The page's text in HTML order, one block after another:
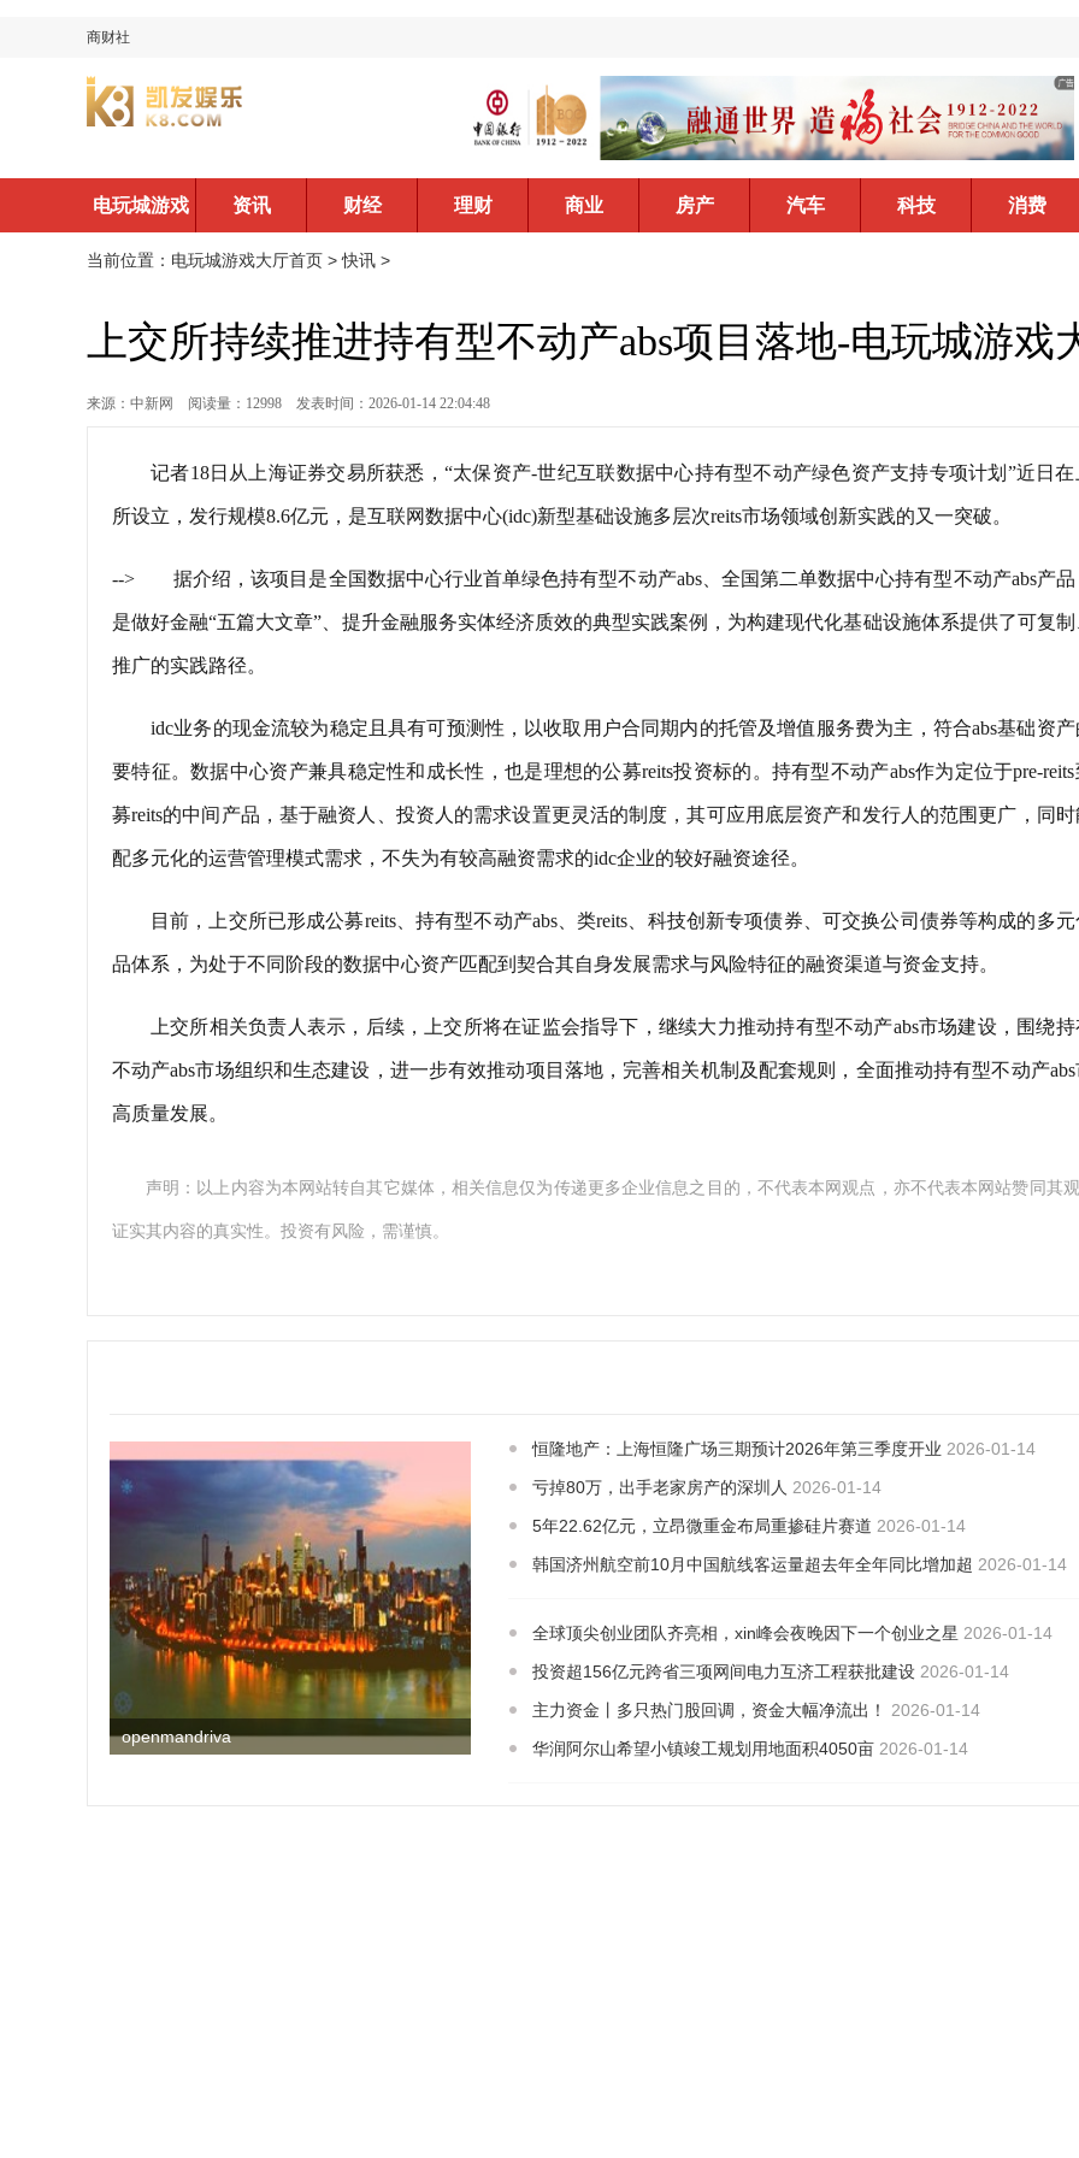
商财社
电玩城游戏
大厅首页
资讯 财经 理财 商业 房产 汽车 科技 消费
当前位置： 电玩城游戏大厅首页 >快讯 >
上交所持续推进持有型不动产abs项目落地-电玩城游戏
来源：中新网 阅读量：12998 发表时间：2026-01-14 22:04:48
记者18日从上海证券交易所获悉，“太保资产-世纪互联数据中心持有型不动产绿色资产支持专项计划”近日在
所设立，发行规模8.6亿元，是互联网数据中心(idc)新型基础设施多层次reits市场领域创新实践的又一突破。
--> 据介绍，该项目是全国数据中心行业首单绿色持有型不动产abs、全国第二单数据中心持有型不动产abs产
是做好金融“五篇大文章”、提升金融服务实体经济质效的典型实践案例，为构建现代化基础设施体系提供了可复
推广的实践路径。
idc业务的现金流较为稳定且具有可预测性，以收取用户合同期内的托管及增值服务费为主，符合abs基础资
要特征。数据中心资产兼具稳定性和成长性，也是理想的公募reits投资标的。持有型不动产abs作为定位于pre-
募reits的中间产品，基于融资人、投资人的需求设置更灵活的制度，其可应用底层资产和发行人的范围更广，同
配多元化的运营管理模式需求，不失为有较高融资需求的idc企业的较好融资途径。
目前，上交所已形成公募reits、持有型不动产abs、类reits、科技创新专项债券、可交换公司债券等构成的多
品体系，为处于不同阶段的数据中心资产匹配到契合其自身发展需求与风险特征的融资渠道与资金支持。
上交所相关负责人表示，后续，上交所将在证监会指导下，继续大力推动持有型不动产abs市场建设，围绕
不动产abs市场组织和生态建设，进一步有效推动项目落地，完善相关机制及配套规则，全面推动持有型不动产
高质量发展。
声明：以上内容为本网站转自其它媒体，相关信息仅为传递更多企业信息之目的，不代表本网观点，亦不代表本网站赞同其
证实其内容的真实性。投资有风险，需谨慎。
openmandriva
恒隆地产：上海恒隆广场三期预计2026年第三季度开业 2026-01-14
亏掉80万，出手老家房产的深圳人 2026-01-14
5年22.62亿元，立昂微重金布局重掺硅片赛道 2026-01-14
韩国济州航空前10月中国航线客运量超去年全年同比增加超 2026-01-14
全球顶尖创业团队齐亮相，xin峰会夜晚因下一个创业之星 2026-01-14
投资超156亿元跨省三项网间电力互济工程获批建设 2026-01-14
主力资金丨多只热门股回调，资金大幅净流出！
2026-01-14
华润阿尔山希望小镇竣工规划用地面积4050亩 2026-01-14